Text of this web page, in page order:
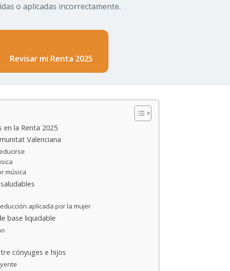
o aplicadas incorrectamente.
Revisar mi Renta 2025
en la Renta 2025
Valenciana
música
aplicada por la mujer
base liquidable
cónyuges e hijos